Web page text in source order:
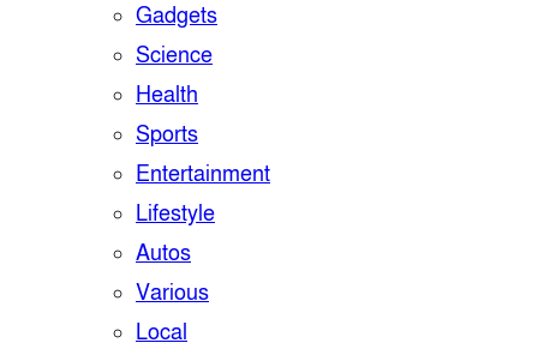
Gadgets
Science
Health
Sports
Entertainment
Lifestyle
Autos
Various
Local